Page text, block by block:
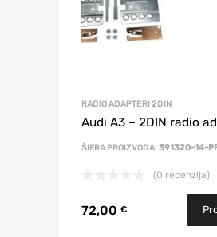
RADIO ADAPTERI 2DIN
Audi A3 – 2DIN radio
ŠIFRA PROIZVODA: 391320-14-
(0 recenzija)
72,00 €